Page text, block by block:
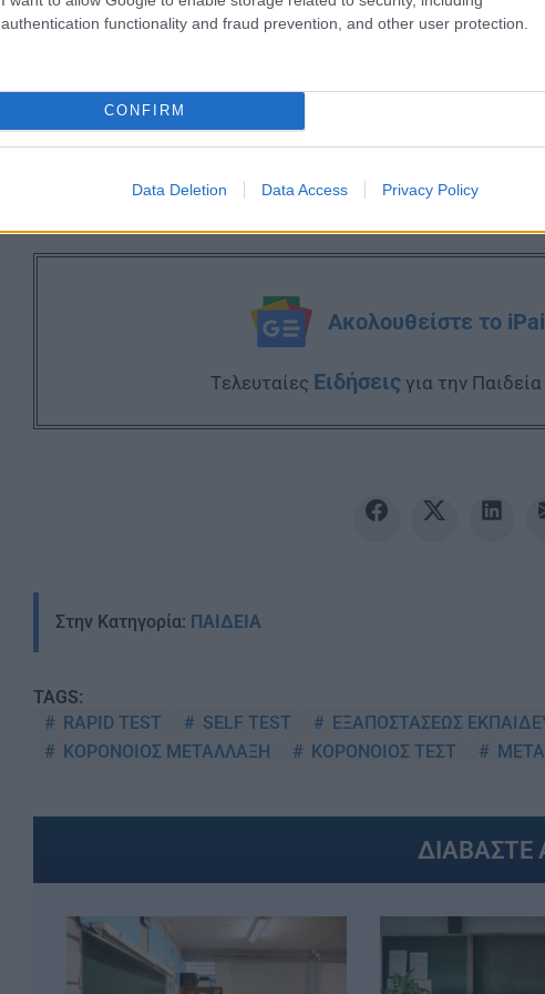
authentication functionality and fraud prevention, and other user protection.
CONFIRM
Data Deletion Data Access Privacy Policy
Ακολουθείστε το
Tελευταίες Ειδήσεις για την
Στην Κατηγορία: ΠΑΙΔΕΙΑ
TAGS:
RAPID TEST
SELF TEST ΕΞΑΠΟΣΤΑΣΕΩΣ
ΚΟΡΟΝΟΙΟΣ ΜΕΤΑΛΛΑΞΗ
ΚΟΡΟΝΟΙΟΣ ΤΕΣΤ